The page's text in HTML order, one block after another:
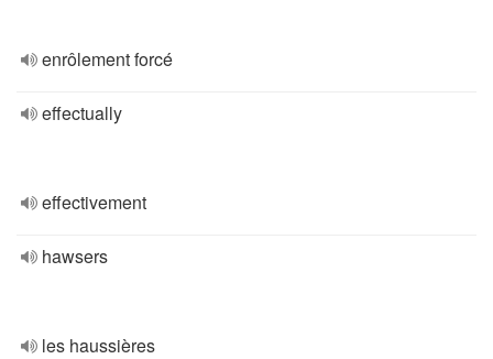
enrôlement forcé
effectually
effectivement
hawsers
les haussières